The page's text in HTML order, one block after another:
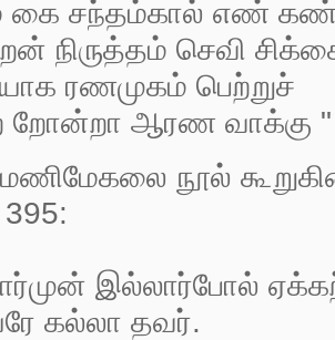
கை சந்தம்கால் எண்
நிருத்தம் செவி
ரணமுகம் பெற்றுச்
றோன்றா ஆரண வாக்கு "
நூல்
இல்லார்போல்
கல்லா தவர்.